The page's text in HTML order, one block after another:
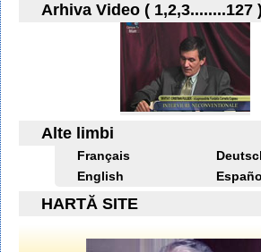
Arhiva Video ( 1,2,3........127 )
Alte limbi
Français
English
HARTĂ SITE